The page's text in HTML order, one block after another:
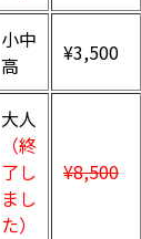
小中
高
¥3,500
大人
（終
了し
まし
た）
¥8,500